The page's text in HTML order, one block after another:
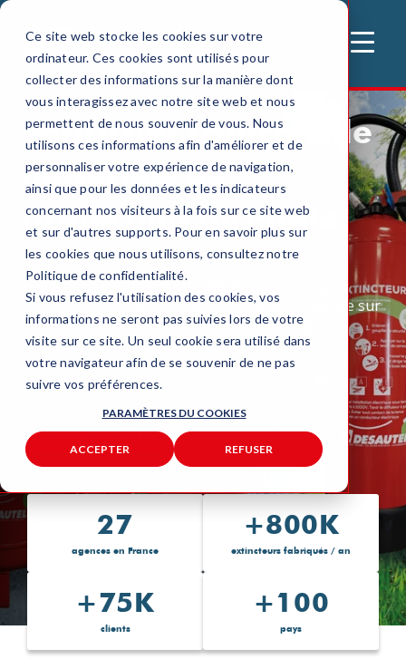
Ce site web stocke les cookies sur votre
ordinateur. Ces cookies sont utilisés pour
collecter des informations sur la manière dont
vous interagissez avec notre site web et nous
permettent de nous souvenir de vous. Nous
utilisons ces informations afin d'améliorer et de
personnaliser votre expérience de navigation,
ainsi que pour les données et les indicateurs
concernant nos visiteurs à la fois sur ce site web
et sur d'autres supports. Pour en savoir plus sur
les cookies que nous utilisons, consultez notre
Politique de confidentialité.
Si vous refusez l'utilisation des cookies, vos
informations ne seront pas suivies lors de votre
visite sur ce site. Un seul cookie sera utilisé dans
votre navigateur afin de se souvenir de ne pas
suivre vos préférences.
PARAMÈTRES DU COOKIES
ACCEPTER REFUSER
MENU
Fabricant français de
matériels de
protection incendie
DESAUTEL est unacteur majeur
protection contre l’incendie. Son activité repose sur
trois piliers : l'installation, la maintenance de
dispositifs de sécurité et la construction de
véhicules de secours.
NOUS CONTACTER
27
agences en France
+800K
extincteurs fabriqués / an
+75K
clients
+100
pays